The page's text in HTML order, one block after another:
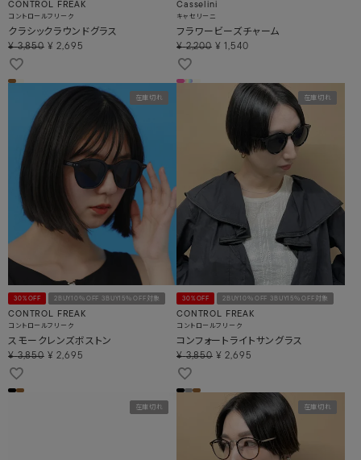
CONTROL FREAK
コントロールフリーク
クラシックラウンドグラス
¥ 3,850 ¥ 2,695
Casselini
キャセリーニ
フラワービーズチャーム
¥ 2,200 ¥ 1,540
30%OFF 2BUY10％OFF 3BUY15％OFF対象
CONTROL FREAK
コントロールフリーク
スモークレンズボストン
¥ 3,850 ¥ 2,695
在庫切れ
30%OFF 2BUY10％OFF 3BUY15％OFF対象
CONTROL FREAK
コントロールフリーク
コンフォートライトサングラス
¥ 3,850 ¥ 2,695
在庫切れ
在庫切れ 在庫切れ